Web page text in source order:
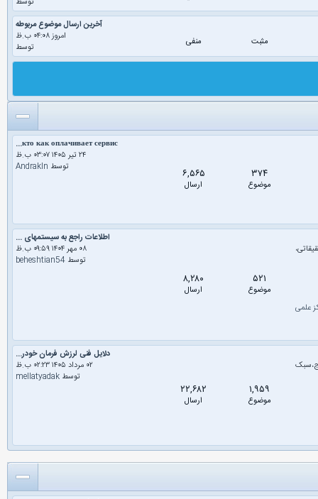
مثبت منفی
آخرین ارسال موضوع مربوطه
امروز ۰۴:۰۸ ب.ظ
توسط
۳۷۴
موضوع
۶,۵۶۵
ارسال
кто как оплачивает сервис...
۲۴ تیر ۱۴۰۵ ۰۳:۰۷ ب.ظ
توسط Andrakln
علمی
۵۲۱
موضوع
۸,۲۸۰
ارسال
اطلاعات راجع به سیستمهای ...
۰۸ مهر ۱۴۰۴ ۰۹:۵۹ ب.ظ
توسط beheshtian54
۱,۹۵۹
موضوع
۲۲,۶۸۲
ارسال
دلایل فنی لرزش فرمان خودر...
۰۲ مرداد ۱۴۰۵ ۰۲:۲۳ ب.ظ
توسط mellatyadak